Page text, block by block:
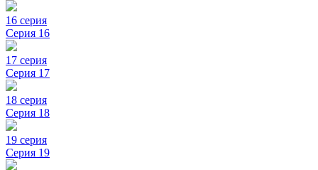
16 серия
Серия 16
17 серия
Серия 17
18 серия
Серия 18
19 серия
Серия 19